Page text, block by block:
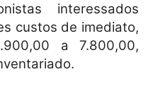
interessados
custos de imediato,
a 7.800,00,